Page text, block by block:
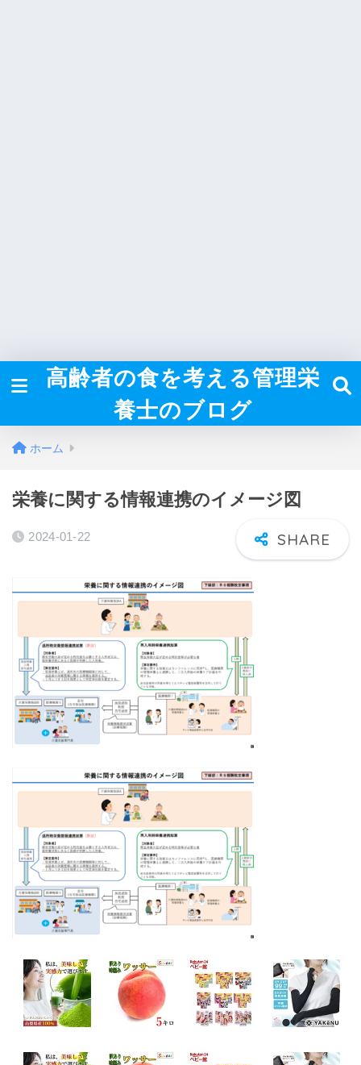
高齢者の食を考える管理栄
養士のブログ
ホーム
栄養に関する情報連携のイメージ図
2024-01-22